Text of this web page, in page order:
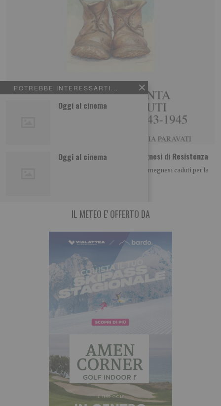
POTREBBE INTERESSARTI...
Oggi al cinema
Oggi al cinema
Con la testa in mezzo all’erba. Storie omegnesi di Resistenza
“Con la testa in mezzo all’erba. Note sui sessanta omegnesi caduti per la
IL METEO E' OFFERTO DA